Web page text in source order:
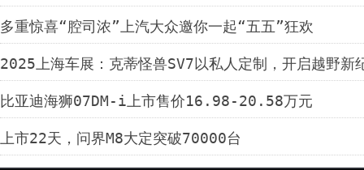
多重惊喜“腔司浓”上汽大众邀你一起“五五”狂欢
2025上海车展：克蒂怪兽SV7以私人定制，开启越野新
比亚迪海狮07DM-i上市售价16.98-20.58万元
上市22天，问界M8大定突破70000台